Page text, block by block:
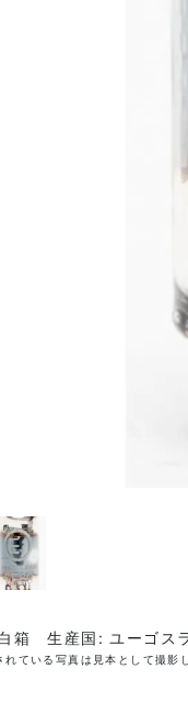
箱 生産国: ユーゴ
れている写真は見本として撮影